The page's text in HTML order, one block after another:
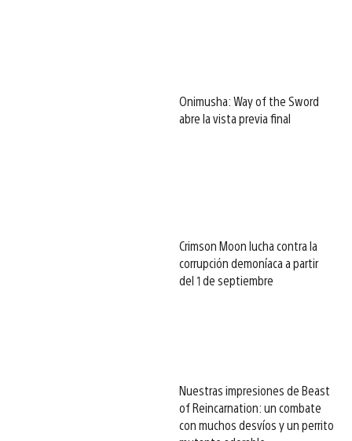
Onimusha: Way of the Sword
abre la vista previa final
Crimson Moon lucha contra la
corrupción demoníaca a partir
del 1 de septiembre
Nuestras impresiones de Beast
of Reincarnation: un combate
con muchos desvíos y un perrito